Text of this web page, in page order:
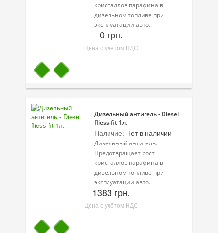
Трансмиссионные масла
Сервисные продукты
Оборудование
Клеи и герметики
Профи-серия
Уход за кондиционером
Смазки
Специальные программы
Велосипедная программа
Масла для лодочных моторов
Моторное масло для мотоцикла
Оружейное масло
кристаллов парафина в
дизельном топливе при
эксплуатации авто..
0 грн.
Цена с учётом НДС
Дизельный антигель - Diesel
fliess-fit 1л.
Наличие: Нет в наличии
Дизельный антигель.
Предотвращает рост
кристаллов парафина в
дизельном топливе при
эксплуатации авто..
1383 грн.
Цена с учётом НДС